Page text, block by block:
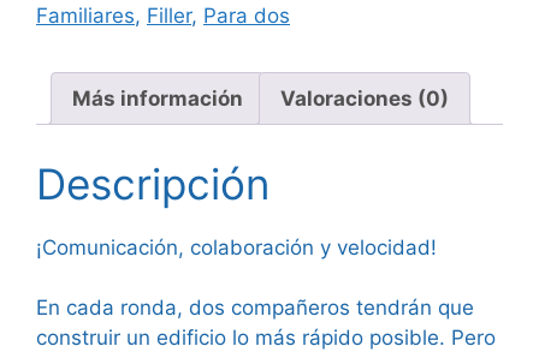
Familiares, Filler, Para dos
Más información Valoraciones (0)
Descripción
¡Comunicación, colaboración y velocidad!
En cada ronda, dos compañeros tendrán que
construir un edificio lo más rápido posible. Pero